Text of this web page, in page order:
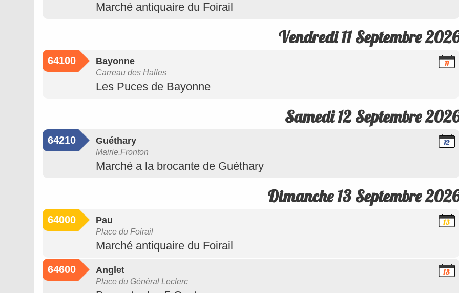
Marché antiquaire du Foirail
Vendredi 11 Septembre
64100 Bayonne
Carreau des Halles
Les Puces de Bayonne
11
Samedi 12 Septembre
64210 Guéthary
Mairie.Fronton
Marché a la brocante de Guéthary
12
Dimanche 13 Septembre
64000 Pau
Place du Foirail
Marché antiquaire du Foirail
13
64600 Anglet
Place du Général Leclerc
13